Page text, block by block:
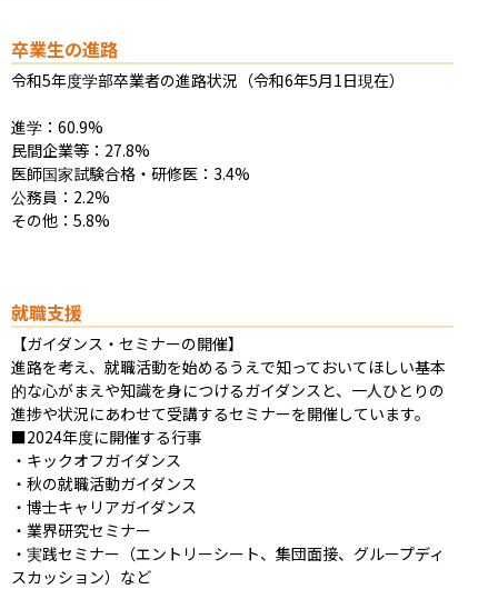
卒業生の進路
令和5年度学部卒業者の進路状況（令和6年5月1日現在）
進学：60.9%
民間企業等：27.8%
医師国家試験合格・研修医：3.4%
公務員：2.2%
その他：5.8%
就職支援
【ガイダンス・セミナーの開催】
進路を考え、就職活動を始めるうえで知っておいてほしい基本
的な心がまえや知識を身につけるガイダンスと、一人ひとりの
進捗や状況にあわせて受講するセミナーを開催しています。
■2024年度に開催する行事
・キックオフガイダンス
・秋の就職活動ガイダンス
・博士キャリアガイダンス
・業界研究セミナー
・実践セミナー（エントリーシート、集団面接、グループディ
スカッション）など